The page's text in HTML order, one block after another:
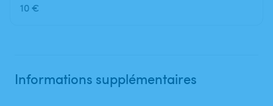
10 €
Informations supplémentaires